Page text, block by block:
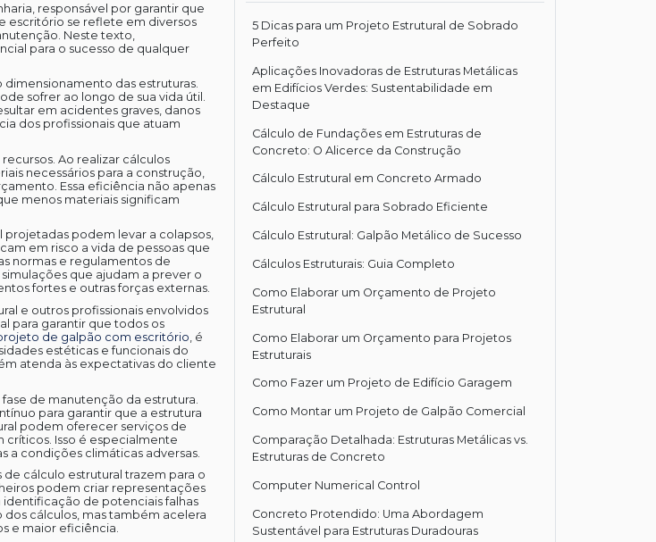
responsável por garantir que
escritório se reflete em diversos
Neste texto,
para o sucesso de qualquer
das estruturas.
sofrer ao longo de sua vida útil.
em acidentes graves, danos
dos profissionais que atuam
Ao realizar cálculos
necessários para a construção,
Essa eficiência não apenas
menos materiais significam
podem levar a colapsos,
em risco a vida de pessoas que
normas e regulamentos de
que ajudam a prever o
fortes e outras forças externas.
e outros profissionais envolvidos
para garantir que todos os
de galpão com escritório, é
estéticas e funcionais do
atenda às expectativas do cliente
de manutenção da estrutura.
para garantir que a estrutura
podem oferecer serviços de
críticos. Isso é especialmente
a condições climáticas adversas.
cálculo estrutural trazem para o
podem criar representações
identificação de potenciais falhas
cálculos, mas também acelera
e maior eficiência.
5 Dicas para um Projeto Estrutural de Sobrado
Perfeito
Aplicações Inovadoras de Estruturas Metálicas
em Edifícios Verdes: Sustentabilidade em
Destaque
Cálculo de Fundações em Estruturas de
Concreto: O Alicerce da Construção
Cálculo Estrutural em Concreto Armado
Cálculo Estrutural para Sobrado Eficiente
Cálculo Estrutural: Galpão Metálico de Sucesso
Cálculos Estruturais: Guia Completo
Como Elaborar um Orçamento de Projeto
Estrutural
Como Elaborar um Orçamento para Projetos
Estruturais
Como Fazer um Projeto de Edifício Garagem
Como Montar um Projeto de Galpão Comercial
Comparação Detalhada: Estruturas Metálicas vs.
Estruturas de Concreto
Computer Numerical Control
Concreto Protendido: Uma Abordagem
Sustentável para Estruturas Duradouras